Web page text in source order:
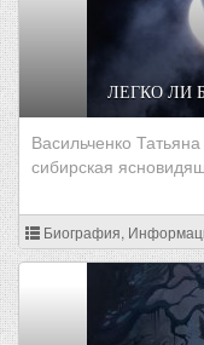
ЛЕГКО ЛИ
Васильченко
сибирская
Биография,